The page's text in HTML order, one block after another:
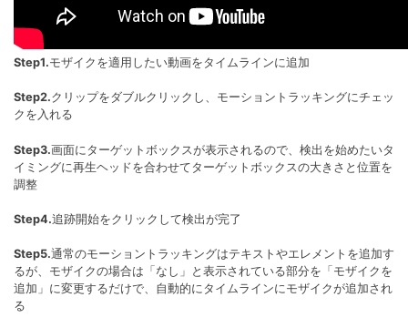
Step1.モザイクを適用したい動画をタイムラインに追加
Step2.クリップをダブルクリックし、モーショントラッキングにチェッ
クを入れる
Step3.画面にターゲットボックスが表示されるので、検出を始めたいタ
イミングに再生ヘッドを合わせてターゲットボックスの大きさと位置を
調整
Step4.追跡開始をクリックして検出が完了
Step5.通常のモーショントラッキングはテキストやエレメントを追加す
るが、モザイクの場合は「なし」と表示されている部分を「モザイクを
追加」に変更するだけで、自動的にタイムラインにモザイクが追加され
る